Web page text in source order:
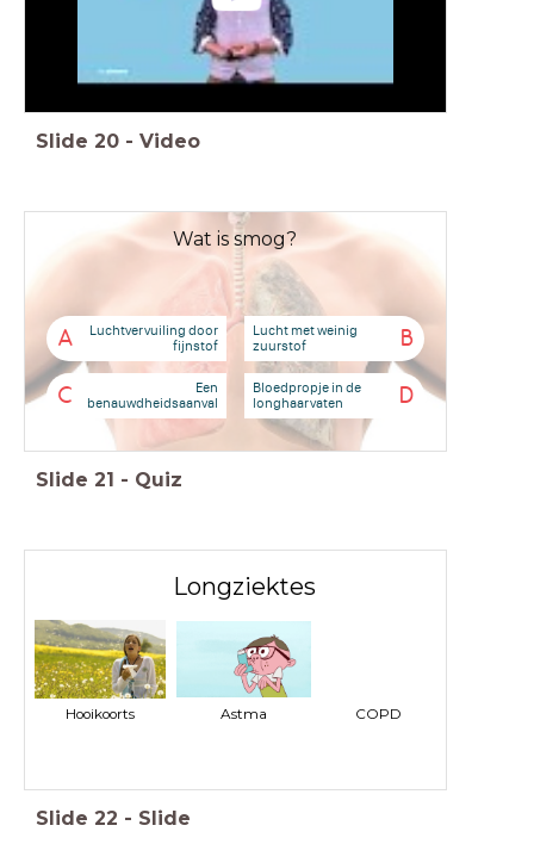
Slide 20 - Video
Wat is smog?
A
Luchtvervuiling door
fijnstof
B
Lucht met weinig
zuurstof
C
Een
benauwdheidsaanval
D
Bloedpropje in de
longhaarvaten
Slide 21 - Quiz
Hooikoorts Astma COPD
Longziektes
Slide 22 - Slide